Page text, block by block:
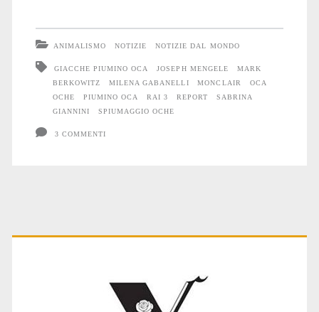
ANIMALISMO NOTIZIE NOTIZIE DAL MONDO
GIACCHE PIUMINO OCA JOSEPH MENGELE
MARK
BERKOWITZ
MILENA GABANELLI MONCLAIR
OCA
OCHE
PIUMINO OCA RAI 3 REPORT
SABRINA
GIANNINI
SPIUMAGGIO OCHE
3 COMMENTI
Primary